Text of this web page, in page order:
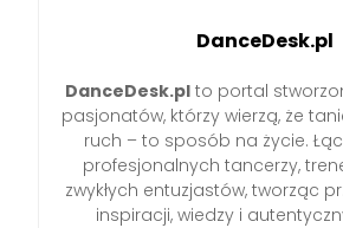
DanceDesk.pl
DanceDesk.pl to portal
pasjonatów, którzy wierzą, że
ruch – to sposób na życie.
profesjonalnych tancerzy,
zwykłych entuzjastów, tworząc
inspiracji, wiedzy i